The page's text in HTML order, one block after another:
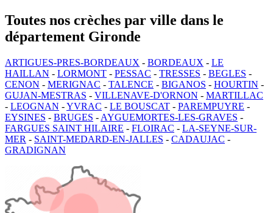
Toutes nos crèches par ville dans le
département Gironde
ARTIGUES-PRES-BORDEAUX - BORDEAUX - LE
HAILLAN - LORMONT - PESSAC - TRESSES - BEGLES -
CENON - MERIGNAC - TALENCE - BIGANOS - HOURTIN -
GUJAN-MESTRAS - VILLENAVE-D'ORNON - MARTILLAC
- LEOGNAN -YVRAC - LE BOUSCAT - PAREMPUYRE -
EYSINES - BRUGES - AYGUEMORTES-LES-GRAVES -
FARGUES SAINT HILAIRE - FLOIRAC - LA-SEYNE-SUR-
MER - SAINT-MEDARD-EN-JALLES - CADAUJAC -
GRADIGNAN